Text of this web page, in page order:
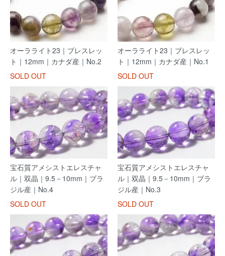
オーラライト23｜ブレスレッ
ト｜12mm｜カナダ産｜No.2
SOLD OUT
オーラライト23｜ブレスレッ
ト｜12mm｜カナダ産｜No.1
SOLD OUT
宝石質アメシストエレスチャ
ル｜双晶｜9.5－10mm｜ブラ
ジル産｜No.4
SOLD OUT
宝石質アメシストエレスチャ
ル｜双晶｜9.5－10mm｜ブラ
ジル産｜No.3
SOLD OUT